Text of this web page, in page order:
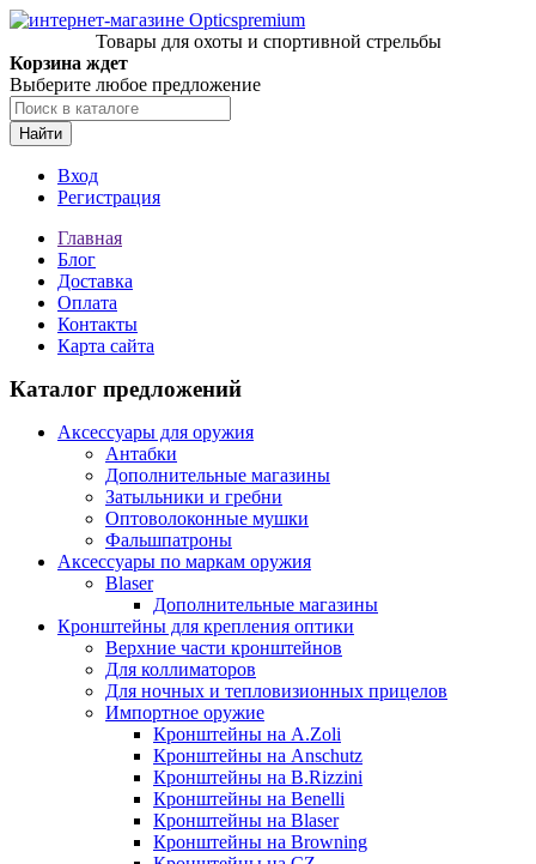
Товары для охоты и спортивной стрельбы
Корзина ждет
Выберите любое предложение
Найти
Вход
Регистрация
Главная
Блог
Доставка
Оплата
Контакты
Карта сайта
Каталог предложений
Аксессуары для оружия
Антабки
Дополнительные магазины
Затыльники и гребни
Оптоволоконные мушки
Фальшпатроны
Аксессуары по маркам оружия
Blaser
Дополнительные магазины
Кронштейны для крепления оптики
Верхние части кронштейнов
Для коллиматоров
Для ночных и тепловизионных прицелов
Импортное оружие
Кронштейны на A.Zoli
Кронштейны на Anschutz
Кронштейны на B.Rizzini
Кронштейны на Benelli
Кронштейны на Blaser
Кронштейны на Browning